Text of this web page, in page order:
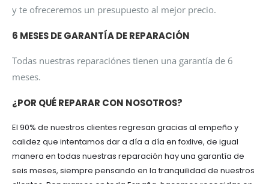
y te ofreceremos un presupuesto al mejor precio.
6 MESES DE GARANTÍA DE REPARACIÓN
Todas nuestras reparaciónes tienen una garantía de 6
meses.
¿POR QUÉ REPARAR CON NOSOTROS?
El 90% de nuestros clientes regresan gracias al empeño y
calidez que intentamos dar a día a día en foxlive, de igual
manera en todas nuestras reparación hay una garantía de
seis meses, siempre pensando en la tranquilidad de nuestros